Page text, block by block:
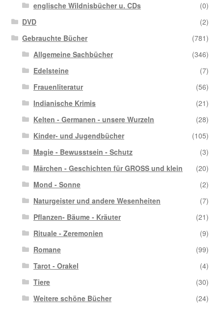
englische Wildnisbücher u. CDs
(0)
DVD
(2)
Gebrauchte Bücher
(781)
Allgemeine Sachbücher
(346)
Edelsteine
(7)
Frauenliteratur
(56)
Indianische Krimis
(21)
Kelten - Germanen - unsere Wurzeln
(28)
Kinder- und Jugendbücher
(105)
Magie - Bewusstsein - Schutz
(3)
Märchen - Geschichten für GROSS und klein
(20)
Mond - Sonne
(2)
Naturgeister und andere Wesenheiten
(7)
Pflanzen- Bäume - Kräuter
(21)
Rituale - Zeremonien
(9)
Romane
(99)
Tarot - Orakel
(4)
Tiere
(30)
Weitere schöne Bücher
(24)